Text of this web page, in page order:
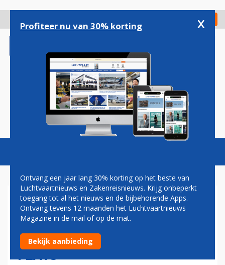
gaan
Check in
Magazine Podcasts Vacatures
BBB WIL EXTRA
VLIEGBELASTING, LELYSTAD
AIRPORT SLUITEN EN MEER
FLATS
Profiteer nu van 30% korting x
Ontvang een jaar lang 30% korting op het beste van
Luchtvaartnieuws en Zakenreisnieuws. Krijg onbeperkt
toegang tot al het nieuws en de bijbehorende Apps.
Ontvang tevens 12 maanden het Luchtvaartnieuws
Magazine in de mail of op de mat.
Bekijk aanbieding